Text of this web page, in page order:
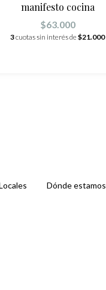
manifesto cocina
$63.000
3cuotas sin interés de$21.000
Dónde estamos